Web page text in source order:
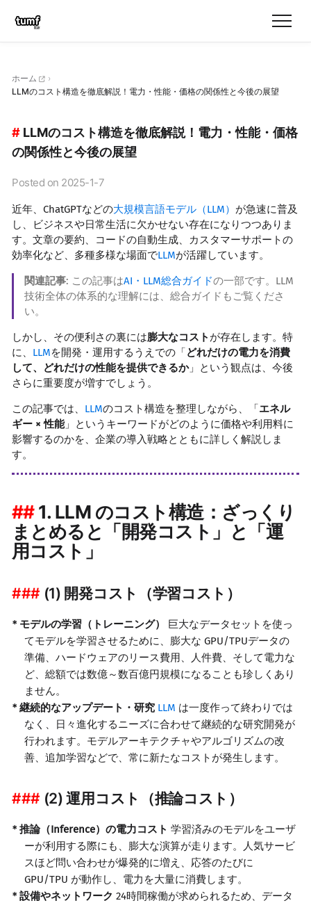
ホーム
LLMのコスト構造を徹底解説！電力・性能・価格の関係性と今後の展望
LLMのコスト構造を徹底解説！電力・性能・価格
の関係性と今後の展望
Posted on 2025-1-7
近年、ChatGPTなどの大規模言語モデル（LLM） が急速に普及
し、ビジネスや日常生活に欠かせない存在になりつつありま
す。文章の要約、コードの自動生成、カスタマーサポートの
効率化など、多種多様な場面でLLMが活躍しています。
関連記事: この記事はAI・LLM総合ガイドの一部です。LLM
技術全体の体系的な理解には、総合ガイドもご覧くださ
い。
しかし、その便利さの裏には膨大なコスト が存在します。特
に、 LLMを開発・運用するうえでの「どれだけの電力を消費
して、どれだけの性能を提供できるか」という観点は、今後
さらに重要度が増すでしょう。
この記事では、 LLMのコスト構造を整理しながら、「エネル
ギー × 性能」というキーワードがどのように価格や利用料に
影響するのかを、企業の導入戦略とともに詳しく解説しま
す。
1. LLM のコスト構造：ざっくり
まとめると「開発コスト」と「運
用コスト」
(1) 開発コスト（学習コスト）
モデルの学習（トレーニング）
巨大なデータセットを使っ
てモデルを学習させるために、膨大な GPU/TPUデータの
準備、ハードウェアのリース費用、人件費、そして電力な
ど、総額では数億～数百億円規模になることも珍しくあり
ません。
継続的なアップデート・研究 LLM は一度作って終わりでは
なく、日々進化するニーズに合わせて継続的な研究開発が
行われます。モデルアーキテクチャやアルゴリズムの改
善、追加学習などで、常に新たなコストが発生します。
(2) 運用コスト（推論コスト）
推論（Inference）の電力コスト 学習済みのモデルをユーザ
ーが利用する際にも、膨大な演算が走ります。人気サービ
スほど問い合わせが爆発的に増え、応答のたびに
GPU/TPU が動作し、電力を大量に消費します。
設備やネットワーク 24時間稼働が求められるため、データ